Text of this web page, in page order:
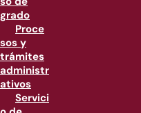
grado
Proce
sos y
trámites
administr
ativos
Servici